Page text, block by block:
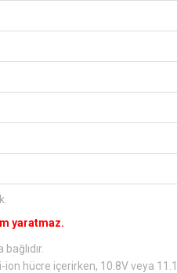
yaratmaz.
bağlıdır.
hücre içerirken, 10.8V veya